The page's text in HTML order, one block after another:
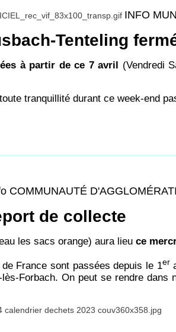
INFO
Tenteling
à partir de ce 7 avril (Vendredi
tranquillité durant ce week-end
COMMUNAUTÉ
de collecte
les sacs orange) aura lieu ce
France sont passées depuis le 1er
Forbach. On peut se rendre dans